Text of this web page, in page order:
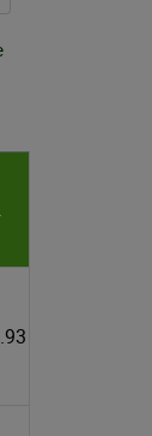
.93